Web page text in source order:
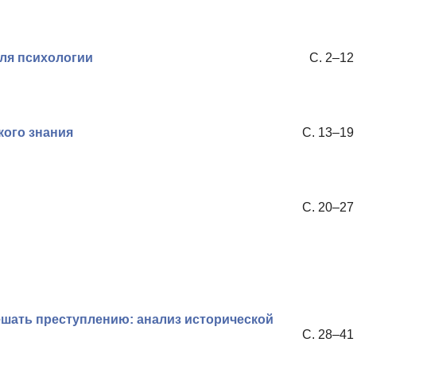
психологии
С. 2–12
знания
С. 13–19
С. 20–27
преступлению: анализ исторической
С. 28–41